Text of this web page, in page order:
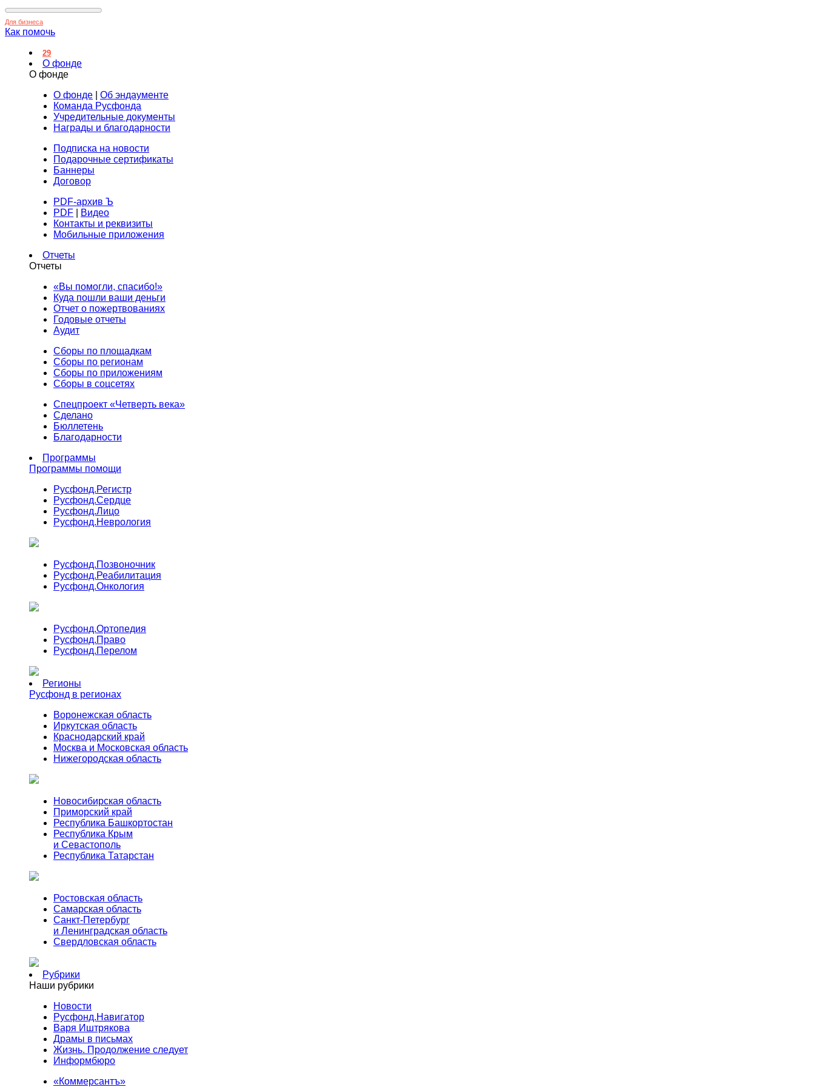
Для бизнеса
Как помочь
29
О фонде
О фонде
О фонде
Об эндаументе
Команда Русфонда
Учредительные документы
Награды и благодарности
Подписка на новости
Подарочные сертификаты
Баннеры
Договор
PDF-архив Ъ
PDF
Видео
Контакты и реквизиты
Мобильные приложения
Отчеты
Отчеты
«Вы помогли, спасибо!»
Куда пошли ваши деньги
Отчет о пожертвованиях
Годовые отчеты
Аудит
Сборы по площадкам
Сборы по регионам
Сборы по приложениям
Сборы в соцсетях
Спецпроект «Четверть века»
Сделано
Бюллетень
Благодарности
Программы
Программы помощи
Русфонд.Регистр
Русфонд.Сердце
Русфонд.Лицо
Русфонд.Неврология
Русфонд.Позвоночник
Русфонд.Реабилитация
Русфонд.Онкология
Русфонд.Ортопедия
Русфонд.Право
Русфонд.Перелом
Регионы
Русфонд в регионах
Воронежская область
Иркутская область
Краснодарский край
Москва и Московская область
Нижегородская область
Новосибирская область
Приморский край
Республика Башкортостан
Республика Крым
и Севастополь
Республика Татарстан
Ростовская область
Самарская область
Санкт-Петербург
и Ленинградская область
Свердловская область
Рубрики
Наши рубрики
Новости
Русфонд.Навигатор
Варя Иштрякова
Драмы в письмах
Жизнь. Продолжение следует
Информбюро
«Коммерсантъ»